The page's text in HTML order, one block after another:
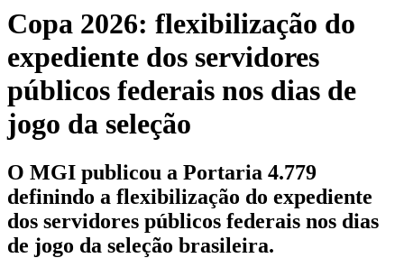
Copa 2026: flexibilização do
expediente dos servidores
públicos federais nos dias de
jogo da seleção
O MGI publicou a Portaria 4.779
definindo a flexibilização do expediente
dos servidores públicos federais nos dias
de jogo da seleção brasileira.